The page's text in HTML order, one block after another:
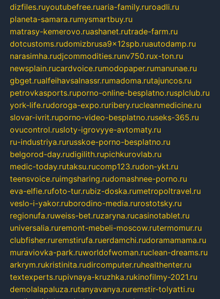
dizfiles.ruyoutubefree.ruaria-family.ruroadli.ru
planeta-samara.rumysmartbuy.ru
matrasy-kemerovo.ruashanet.rutrade-farm.ru
dotcustoms.rudomizbrusa9x12spb.ruautodamp.ru
narasimha.rudjcommodities.runv750.rux-ton.ru
newsplain.rucardvoice.rumodopaper.rumanunae.ru
gbget.rualfeihavsalnassr.rumadoma.rutajuncos.ru
petrovkasports.ruporno-online-besplatno.rusplclub.ru
york-life.rudoroga-expo.ruribery.rucleanmedicine.ru
slovar-ivrit.ruporno-video-besplatno.ruseks-365.ru
ovucontrol.rusloty-igrovyye-avtomaty.ru
ru-industriya.rurusskoe-porno-besplatno.ru
belgorod-day.rudigilith.rupichkurovlab.ru
medic-today.rutaksu.rucomp123.rudon-ykt.ru
teensvoice.ruimgsharing.rudomashnee-porno.ru
eva-elfie.rufoto-tur.rubiz-doska.rumetropoltravel.ru
veslo-i-yakor.ruborodino-media.rurostotsky.ru
regionufa.ruweiss-bet.ruzaryna.rucasinotablet.ru
universalia.ruremont-mebeli-moscow.rutermomur.ru
clubfisher.ruremstirufa.ruerdamchi.rudoramamama.ru
muraviovka-park.ruworldofwoman.ruclean-dreams.ru
arkrym.rukristinita.rudircomputer.ruhealthenter.ru
textexperts.rupivnaya-kruzhka.rukinofilmy-2021.ru
demolalapaluza.rutanyavanya.ruremstir-tolyatti.ru